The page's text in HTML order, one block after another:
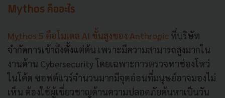
Mythos คืออะไร
Mythos 5 คือโมเดล AI ขั้นสูงของ Anthropic ที่บริษัท
จำกัดการเข้าถึงตั้งแต่ต้น เพราะมีความสามารถสูงมากใน
งานด้าน Cybersecurity โดยเฉพาะการตรวจหาช่องโหว่
ในโค้ด ซอฟต์แวร์จำนวนมากมีจุดอ่อนที่มนุษย์อาจมองไม่
เห็น ต้องใช้ผู้เชี่ยวชาญด้านความปลอดภัยค้นหาเป็นวัน